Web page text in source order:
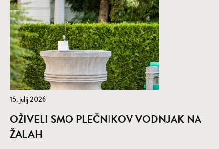
15. julij 2026
OŽIVELI SMO PLEČNIKOV VODNJAK NA
ŽALAH